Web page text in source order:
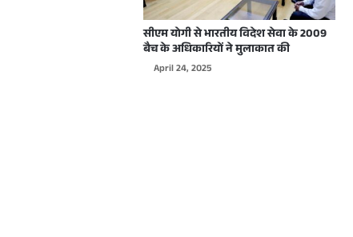
दिल्ली में WJAI द्वारा आयोजित होने वाले कार्यक्रम के लिए उत्तर प्रदेश के मुख्यमंत्री योगी आदित्यनाथ को दिया गया आमंत्रण
सीएम योगी से भारतीय विदेश सेवा के 2009
बैच के अधिकारियों ने मुलाकात की
April 24, 2025